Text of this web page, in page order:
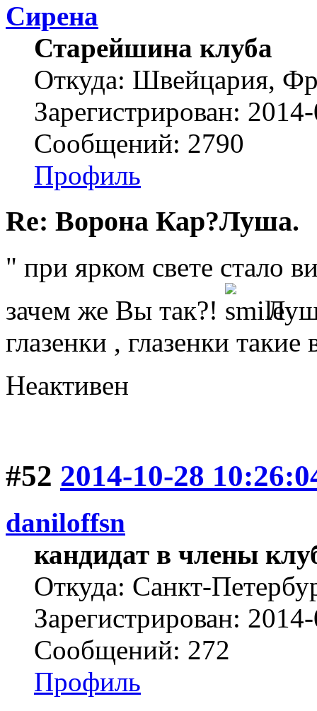
Сирена
Старейшина клуба
Откуда: Швейцария,
Зарегистрирован:
Сообщений: 2790
Профиль
Re: Ворона Кар?Луша.
" при ярком свете стало
зачем же Вы так?!
глазенки , глазенки
Неактивен
#52 2014-10-28
daniloffsn
кандидат в члены
Откуда: Санкт-
Зарегистрирован:
Сообщений: 272
Профиль